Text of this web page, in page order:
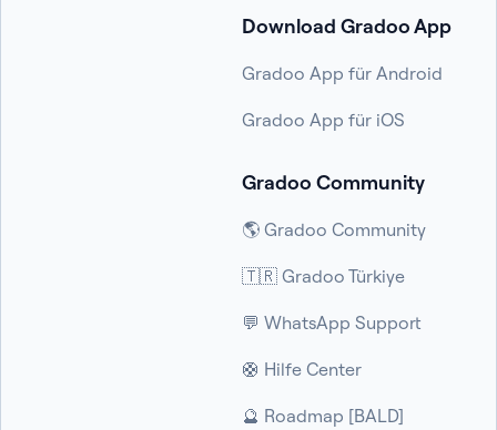
Download Gradoo App
Gradoo App für Android
Gradoo App für iOS
Gradoo Community
🌎 Gradoo Community
🇹🇷 Gradoo Türkiye
💬 WhatsApp Support
🛟 Hilfe Center
🔮 Roadmap [BALD]